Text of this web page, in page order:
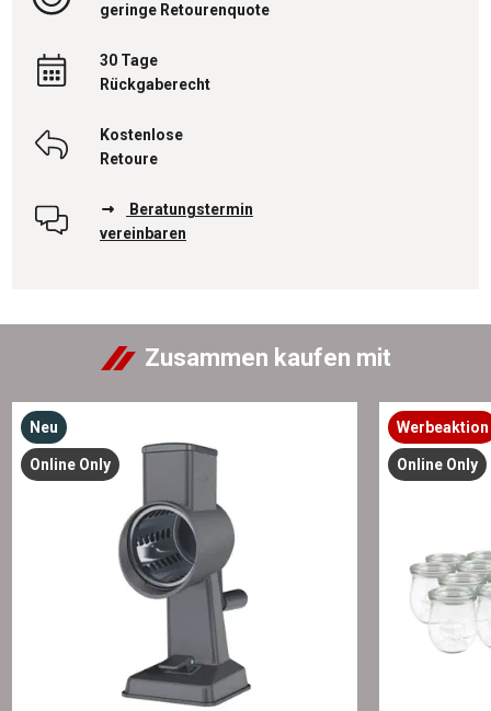
geringe Retourenquote
30 Tage
Rückgaberecht
Kostenlose
Retoure
Beratungstermin
vereinbaren
Zusammen kaufen mit
Neu
Online Only
Werbeaktion
Online Only